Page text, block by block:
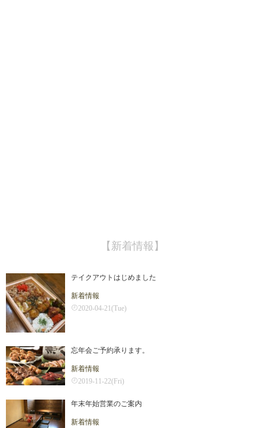
【新着情報】
テイクアウトはじめました
新着情報
2020-04-21(Tue)
忘年会ご予約承ります。
新着情報
2019-11-22(Fri)
年末年始営業のご案内
新着情報